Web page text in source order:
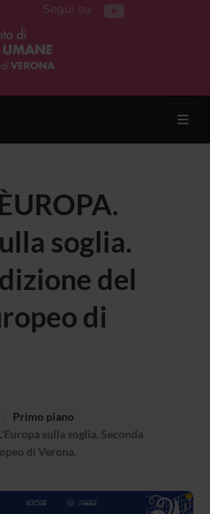
Segui su
soglia.
del
di
Primo piano
sulla soglia. Seconda
di Verona.